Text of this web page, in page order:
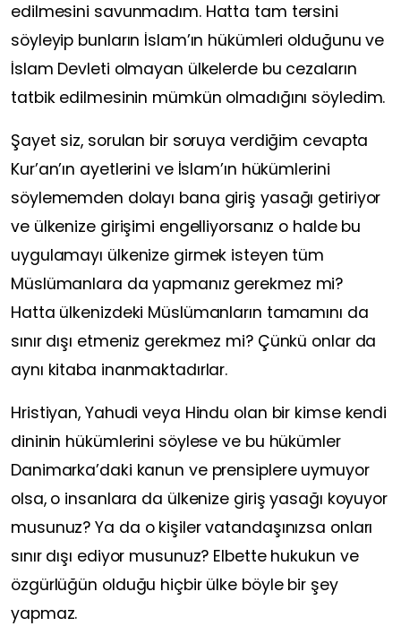
edilmesini savunmadım. Hatta tam tersini
söyleyip bunların İslam’ın hükümleri olduğunu ve
İslam Devleti olmayan ülkelerde bu cezaların
tatbik edilmesinin mümkün olmadığını söyledim.
Şayet siz, sorulan bir soruya verdiğim cevapta
Kur’an’ın ayetlerini ve İslam’ın hükümlerini
söylememden dolayı bana giriş yasağı getiriyor
ve ülkenize girişimi engelliyorsanız o halde bu
uygulamayı ülkenize girmek isteyen tüm
Müslümanlara da yapmanız gerekmez mi?
Hatta ülkenizdeki Müslümanların tamamını da
sınır dışı etmeniz gerekmez mi? Çünkü onlar da
aynı kitaba inanmaktadırlar.
Hristiyan, Yahudi veya Hindu olan bir kimse kendi
dininin hükümlerini söylese ve bu hükümler
Danimarka’daki kanun ve prensiplere uymuyor
olsa, o insanlara da ülkenize giriş yasağı koyuyor
musunuz? Ya da o kişiler vatandaşınızsa onları
sınır dışı ediyor musunuz? Elbette hukukun ve
özgürlüğün olduğu hiçbir ülke böyle bir şey
yapmaz.